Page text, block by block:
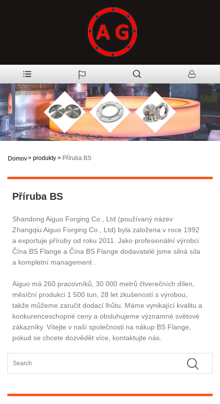
Domov> produkty > Příruba BS
Příruba BS
Shandong Aiguo Forging Co., Ltd (používaný název
Zhangqiu Aiguo Forging Co., Ltd) byla založena v roce 1992
a exportuje příruby od roku 2011. Jako profesionální výrobci
Čína BS Flange a Čína BS Flange dodavatelé jsme silná síla
a kompletní management .
Aiguo má 260 pracovníků, 30 000 metrů čtverečních dílen,
měsíční produkci 1 500 tun, 28 let zkušeností s výrobou,
takže můžeme zaručit dodací lhůtu. Máme vynikající kvalitu a
konkurenceschopné ceny a obsluhujeme významné světové
zákazníky. Vítejte v naší společnosti na nákup BS Flange,
pokud se chcete dozvědět více, kontaktujte nás.